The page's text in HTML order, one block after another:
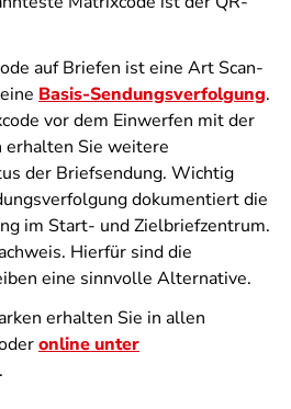
auf Briefen ist eine Art Scan-
Basis-Sendungsverfolgung.
vor dem Einwerfen mit der
erhalten Sie weitere
der Briefsendung. Wichtig
dokumentiert die
im Start- und Zielbriefzentrum.
Hierfür sind die
eine sinnvolle Alternative.
erhalten Sie in allen
online unter
.